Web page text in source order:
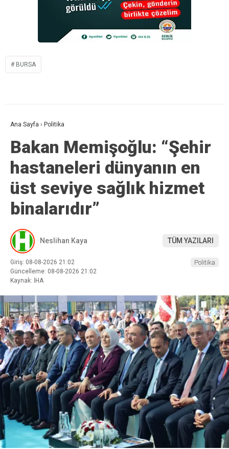
BURSA
Ana Sayfa › Politika
Bakan Memişoğlu: “Şehir
hastaneleri dünyanın en
üst seviye sağlık hizmet
binalarıdır”
Neslihan Kaya TÜM YAZILARI
Giriş: 08-08-2026 21:02
Güncelleme: 08-08-2026 21:02
Kaynak: İHA
Politika